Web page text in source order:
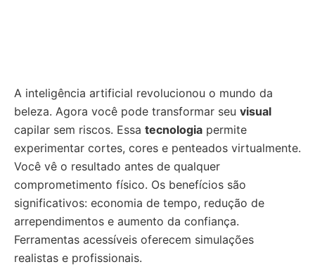
A inteligência artificial revolucionou o mundo da
beleza. Agora você pode transformar seu visual
capilar sem riscos. Essa tecnologia permite
experimentar cortes, cores e penteados virtualmente.
Você vê o resultado antes de qualquer
comprometimento físico. Os benefícios são
significativos: economia de tempo, redução de
arrependimentos e aumento da confiança.
Ferramentas acessíveis oferecem simulações
realistas e profissionais.